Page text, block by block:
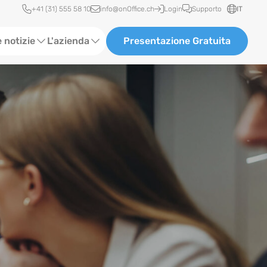
Accesso rapido
+41 (31) 555 58 10 info@onOffice.ch Login Supporto IT
notizie
Software
L'azienda
Chi siamo
Presentazione Gratuita